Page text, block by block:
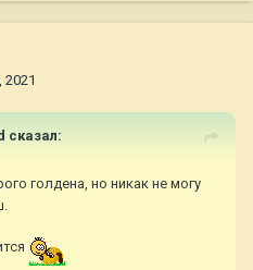
2021
сказал:
голдена, но никак не могу